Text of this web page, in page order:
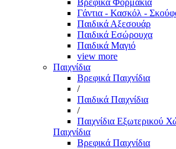
Βρεφικά Φορμάκια
Γάντια - Κασκόλ -
Παιδικά Αξεσουάρ
Παιδικά Εσώρουχα
Παιδικά Μαγιό
view more
Παιχνίδια
Βρεφικά Παιχνίδια
/
Παιδικά Παιχνίδια
/
Παιχνίδια Εξωτερικού
Παιχνίδια
Βρεφικά Παιχνίδια